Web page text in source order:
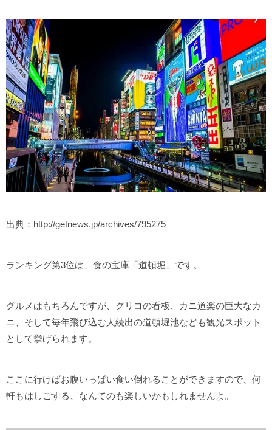
出典：http://getnews.jp/archives/795275
ランキング第3位は、食の宝庫「道頓堀」です。
グルメはもちろんですが、グリコの看板、カニ道楽の巨大なカ
ニ、そして毎年飛び込む人続出の道頓堀池なども観光スポット
として挙げられます。
ここに行けばお腹いっぱい食い倒れることができますので、何
軒もはしごする、なんてのも楽しいかもしれませんよ。